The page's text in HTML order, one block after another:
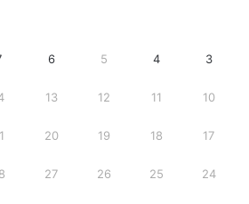
3
4
5
6
10
11
12
13
17
18
19
20
24
25
26
27